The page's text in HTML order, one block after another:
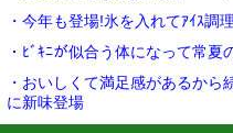
・今年も登場!氷を入れてｱｲｽ調
・ﾋﾞｷﾆが似合う体になって常夏
・おいしくて満足感があるから
に新味登場